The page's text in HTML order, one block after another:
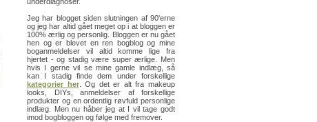
Jeg har blogget siden slutningen af 90'erne
og jeg har altid gået meget op i at bloggen er
100% ærlig og personlig. Bloggen er nu gået
hen og er blevet en ren bogblog og mine
boganmeldelser vil altid komme lige fra
hjertet - og stadig være super ærlige. Men
hvis I gerne vil se mine gamle indlæg, så
kan I stadig finde dem under forskellige
kategorier her. Og det er alt fra makeup
looks, DIYs, anmeldelser af forskellige
produkter og en ordentlig røvfuld personlige
indlæg. Men nu håber jeg at I vil tage godt
imod bogbloggen og følge med fremover.